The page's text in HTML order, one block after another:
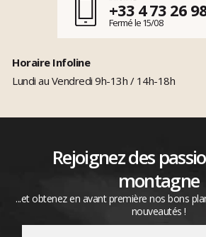
+33 4 73 26
Fermé le 15/08
Horaire Infoline
Lundi au Vendredi 9h-13h / 14h-18h
Rejoignez des
montagne
...et obtenez en avant première nos bons
nouveautés !